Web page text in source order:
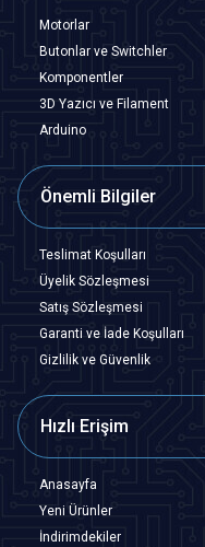
Motorlar
Butonlar ve Switchler
Komponentler
3D Yazıcı ve Filament
Arduino
Önemli Bilgiler
Teslimat Koşulları
Üyelik Sözleşmesi
Satış Sözleşmesi
Garanti ve İade Koşulları
Gizlilik ve Güvenlik
Hızlı Erişim
Anasayfa
Yeni Ürünler
İndirimdekiler